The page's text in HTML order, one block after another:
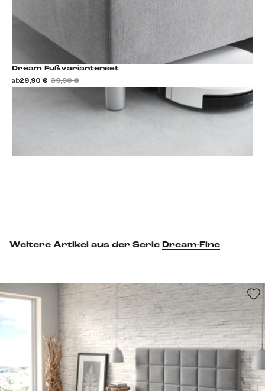
Dream Fußvariantenset
ab29,90 € 39,90 €
Fußset hinzufügen
Weitere Artikel aus der Serie Dream-Fine